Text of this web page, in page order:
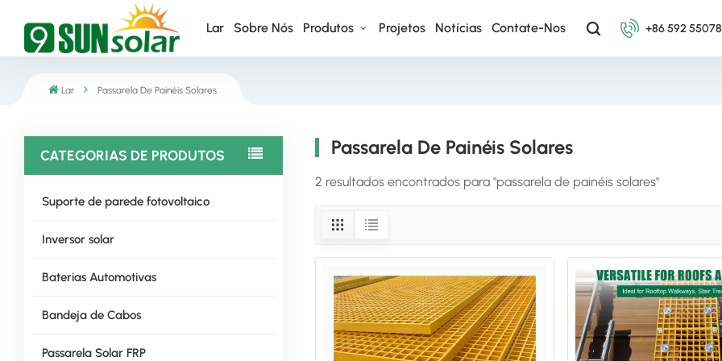
Lar Sobre Nós Produtos Projetos Notícias Contate-Nos +86 592
Lar Passarela De Painéis Solares
CATEGORIAS DE PRODUTOS
Suporte de parede fotovoltaico
Inversor solar
Baterias Automotivas
Bandeja de Cabos
Passarela Solar FRP
Passarela De Painéis Solares
2 resultados encontrados para "passarela de painéis solares"